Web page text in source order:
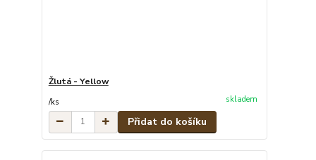
Žlutá - Yellow
/ks skladem
Přidat do košíku